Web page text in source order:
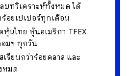
บทวิเคราะห์ทั้งหมด ได้
อยเปเปอร์ทุกเดือน
หุ้นไทย หุ้นอเมริกา TFEX
มฯ ทุกวัน
เรียนกว่าร้อยคลาส และ
หมด